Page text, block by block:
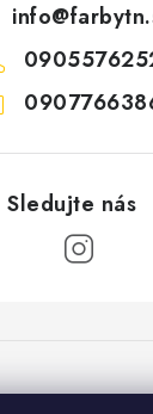
info@